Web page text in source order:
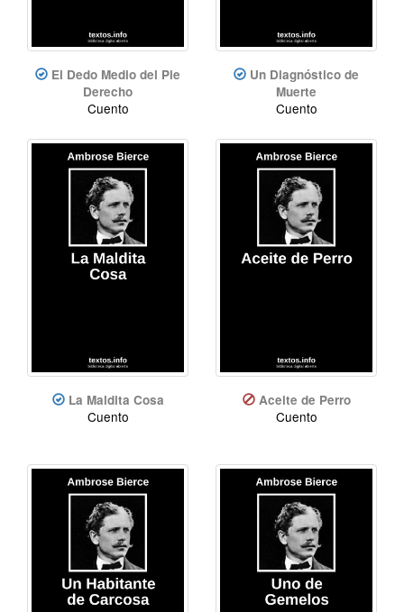
El Dedo Medio del Pie
Derecho
Cuento
Un Diagnóstico de
Muerte
Cuento
La Maldita Cosa
Cuento
Aceite de Perro
Cuento